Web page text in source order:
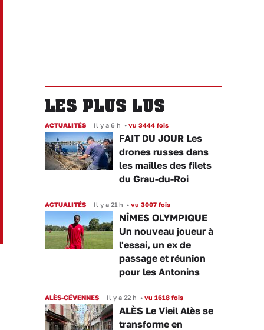
LES PLUS LUS
ACTUALITÉS Il y a 6 h • vu 3444 fois
FAIT DU JOUR Les
drones russes dans
les mailles des filets
du Grau-du-Roi
ACTUALITÉS Il y a 21 h • vu 3007 fois
NÎMES OLYMPIQUE
Un nouveau joueur à
l'essai, un ex de
passage et réunion
pour les Antonins
ALÈS-CÉVENNES Il y a 22 h • vu 1618 fois
ALÈS Le Vieil Alès se
transforme en